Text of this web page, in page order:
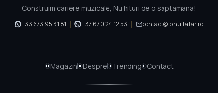
Construim cariere muzicale, Nu hituri de o saptamana!
+33 673 95 61 81 +33 670 24 12 53 contact@ionuttatar.ro
Magazin Despre Trending Contact